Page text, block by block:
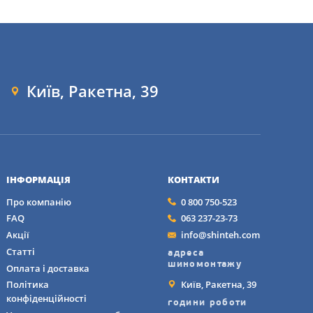
XL FR AO
та інновації,
з різним
транспортних
як на мокрих, так
Київ, Ракетна, 39
ІНФОРМАЦІЯ
Про компанію
FAQ
Акції
Статті
Оплата і доставка
Політика
конфіденційності
КОНТАКТИ
0 800 750-523
063 237-23-73
info@shinteh.com
адреса
шиномонтажу
Київ, Ракетна, 39
години роботи